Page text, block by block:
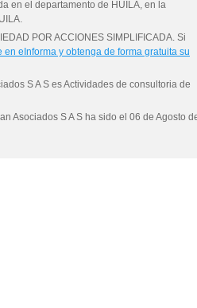
en el departamento de HUILA, en la
POR ACCIONES SIMPLIFICADA. Si
en eInforma y obtenga de forma gratuita su
S A S es Actividades de consultoria de
Asociados S A S ha sido el 06 de Agosto